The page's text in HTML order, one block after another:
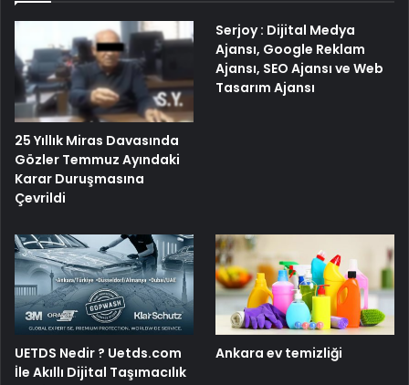
25 Yıllık Miras Davasında
Gözler Temmuz Ayındaki
Karar Duruşmasına
Çevrildi
Serjoy : Dijital Medya
Ajansı, Google Reklam
Ajansı, SEO Ajansı ve Web
Tasarım Ajansı
UETDS Nedir ? Uetds.com
İle Akıllı Dijital Taşımacılık
Ankara ev temizliği